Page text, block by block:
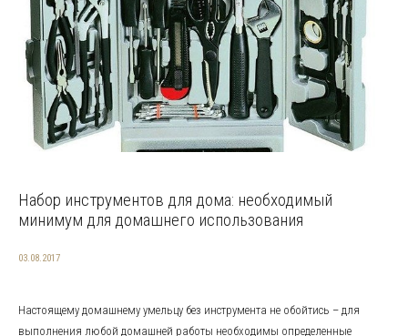
Набор инструментов для дома: необходимый
минимум для домашнего использования
03.08.2017
Настоящему домашнему умельцу без инструмента не обойтись – для
выполнения любой домашней работы необходимы определенные